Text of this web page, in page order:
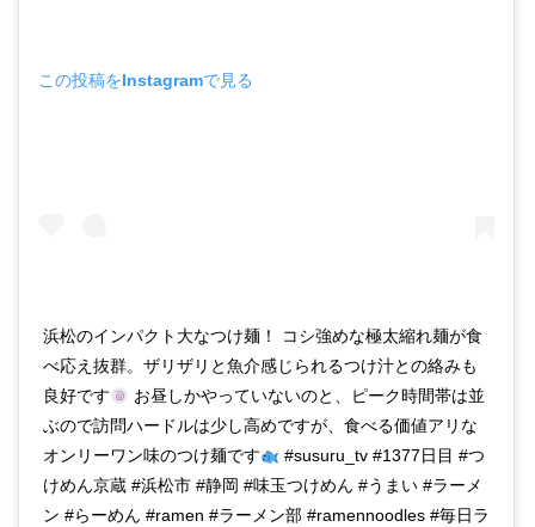
この投稿をInstagramで見る
浜松のインパクト大なつけ麺！ コシ強めな極太縮れ麺が食
べ応え抜群。ザリザリと魚介感じられるつけ汁との絡みも
良好です
お昼しかやっていないのと、ピーク時間帯は並
ぶので訪問ハードルは少し高めですが、食べる価値アリな
オンリーワン味のつけ麺です
#susuru_tv #1377日目 #つ
けめん京蔵 #浜松市 #静岡 #味玉つけめん #うまい #ラーメ
ン #らーめん #ramen #ラーメン部 #ramennoodles #毎日ラ